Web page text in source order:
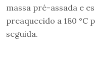
massa pré-assada e
preaquecido a 180 °C
seguida.